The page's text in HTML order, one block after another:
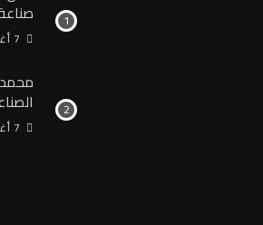
مع
في
7 أغسطس، 2026
7 أغسطس، 2026